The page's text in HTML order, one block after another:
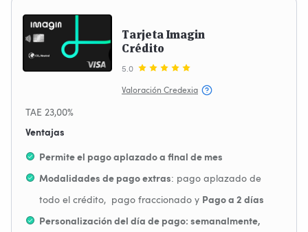
Tarjeta Imagin
Crédito
5.0
Valoración Credexia
TAE 23,00%
Ventajas
Permite el pago aplazado a final de mes
Modalidades de pago extras: pago aplazado de
todo el crédito, pago fraccionado y Pago a 2 días
Personalización del día de pago: semanalmente,